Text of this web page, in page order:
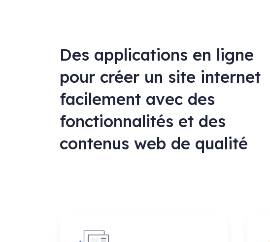
Des applications en ligne
pour créer un site internet
facilement avec des
fonctionnalités et des
contenus web de qualité